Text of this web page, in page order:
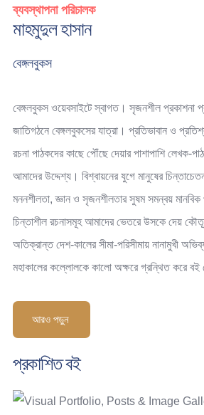
ব্যবস্থাপনা পরিচালক
মাহমুদুল হাসান
বেঙ্গলবুকস
বেঙ্গলবুকস ওয়েবসাইটে স্বাগত। সৃজনশীল প্রকাশনা
জাতিগঠনে বেঙ্গলবুকসের যাত্রা। প্রতিভাবান ও
রচনা পাঠকদের কাছে পৌঁছে দেয়ার পাশাপাশি লেখক-
আমাদের উদ্দেশ্য। বিশ্বায়নের যুগে মানুষের
মননশীলতা, জ্ঞান ও সৃজনশীলতার সুষম সমন্বয় মানবিক
চিন্তাশীল রচনাসমূহ আমাদের ভেতরে উসকে দেয়
অতিক্রান্ত দেশ-কালের সীমা-পরিসীমায় নানামুখী
মহাকালের কল্লোলকে কালো অক্ষরে গ্রন্থিত করে
আরও পড়ুন
প্রকাশিত বই